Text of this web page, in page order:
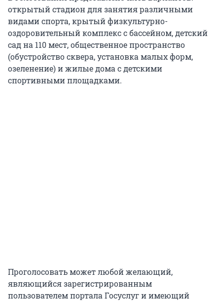
открытый стадион для занятия различными
видами спорта, крытый физкультурно-
оздоровительный комплекс с бассейном, детский
сад на 110 мест, общественное пространство
(обустройство сквера, установка малых форм,
озеленение) и жилые дома с детскими
спортивными площадками.
Проголосовать может любой желающий,
являющийся зарегистрированным
пользователем портала Госуслуг и имеющий